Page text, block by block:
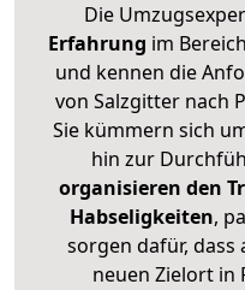
Die
Erfahrung im
und kennen die
von Salzgitter nach
Sie kümmern sich
hin zur
organisieren den
Habseligkeiten,
sorgen dafür, dass
neuen Zielort in